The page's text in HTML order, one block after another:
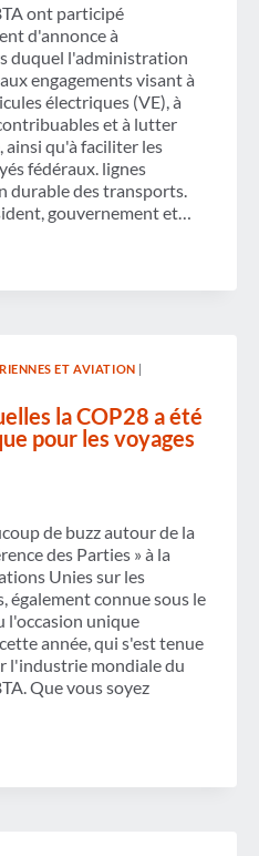
ont participé
d'annonce à
duquel l'administration
engagements visant à
électriques (VE), à
et à lutter
ainsi qu'à faciliter les
fédéraux. lignes
durable des transports.
gouvernement et…
ET AVIATION |
la COP28 a été
pour les voyages
de buzz autour de la
des Parties » à la
Unies sur les
également connue sous le
l'occasion unique
année, qui s'est tenue
l'industrie mondiale du
Que vous soyez